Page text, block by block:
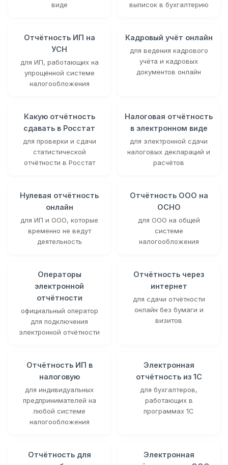
виде
выписок в бухгалтерию
Отчётность ИП на
УСН
для ИП, работающих на
упрощённой системе
налогообложения
Кадровый учёт онлайн
для ведения кадрового
учёта и кадровых
документов онлайн
Какую отчётность
сдавать в Росстат
для проверки и сдачи
статистической
отчётности в Росстат
Налоговая отчётность
в электронном виде
для электронной сдачи
налоговых деклараций и
расчётов
Нулевая отчётность
онлайн
для ИП и ООО, которые
временно не ведут
деятельность
Отчётность ООО на
ОСНО
для ООО на общей
системе
налогообложения
Операторы
электронной
отчётности
официальный оператор
для подключения
электронной отчётности
Отчётность через
интернет
для сдачи отчётности
онлайн без бумаги и
визитов
Отчётность ИП в
налоговую
для индивидуальных
предпринимателей на
любой системе
налогообложения
Электронная
отчётность из 1С
для бухгалтеров,
работающих в
программах 1С
Отчётность для
Электронная